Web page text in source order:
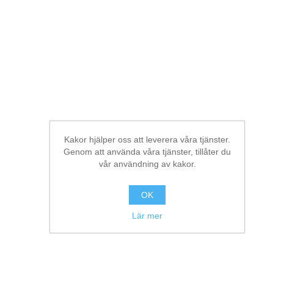
Kakor hjälper oss att leverera våra tjänster.
Genom att använda våra tjänster, tillåter du
vår användning av kakor.
OK
Lär mer